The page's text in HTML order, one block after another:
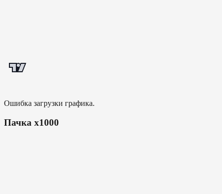
Ошибка загрузки графика.
Пачка x1000